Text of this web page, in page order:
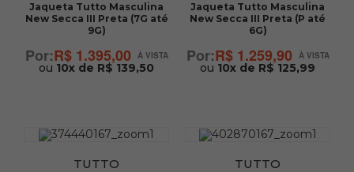
Jaqueta Tutto Masculina
New Secca III Preta (7G até
9G)
R$ 1.395,00
ou 10x de R$ 139,50
Jaqueta Tutto Masculina
New Secca III Preta (P até
6G)
R$ 1.259,90
ou 10x de R$ 125,99
TUTTO TUTTO